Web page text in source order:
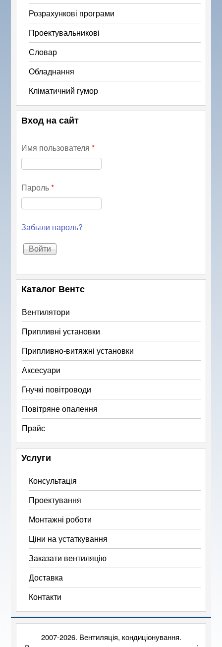
Розрахункові програми
Проектувальникові
Словар
Обладнання
Кліматичний гумор
Вход на сайт
Имя пользователя*
Пароль*
Забыли пароль?
Каталог Вентс
Вентилятори
Припливні установки
Припливно-витяжні установки
Аксесуари
Гнучкі повітроводи
Повітряне опалення
Прайс
Услуги
Консультація
Проектування
Монтажні роботи
Ціни на устаткування
Заказати вентиляцію
Доставка
Контакти
2007-2026. Вентиляція, кондиціонування.